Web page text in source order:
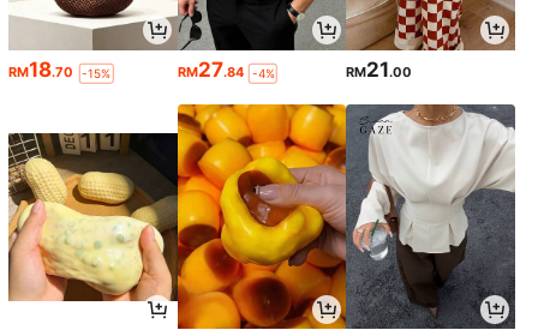
RM18.70 -15% RM27.84 -4% RM21.00